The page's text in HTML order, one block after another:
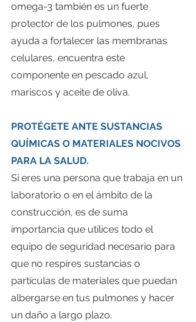
omega-3 también es un fuerte
protector de los pulmones, pues
ayuda a fortalecer las membranas
celulares, encuentra este
componente en pescado azul,
mariscos y aceite de oliva.
PROTÉGETE ANTE SUSTANCIAS
QUÍMICAS O MATERIALES NOCIVOS
PARA LA SALUD.
Si eres una persona que trabaja en un
laboratorio o en el ámbito de la
construcción, es de suma
importancia que utilices todo el
equipo de seguridad necesario para
que no respires sustancias o
partículas de materiales que puedan
albergarse en tus pulmones y hacer
un daño a largo plazo.